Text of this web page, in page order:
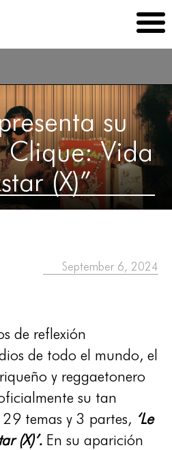
su
Clique: Vida
(X)”
September 6, 2024
de reflexión
de todo el mundo, el
y reggaetonero
su tan
temas y 3 partes, ‘Le
(X)’. En su aparición